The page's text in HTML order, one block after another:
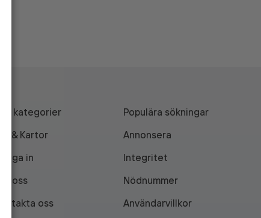
Alla kategorier
Populära sökningar
API & Kartor
Annonsera
Logga in
Integritet
Om oss
Nödnummer
Kontakta oss
Användarvillkor